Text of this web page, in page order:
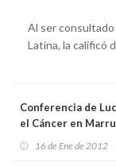
Al ser
Latina, la calificó
Conferencia de
el Cáncer en
16 de Ene de 2012